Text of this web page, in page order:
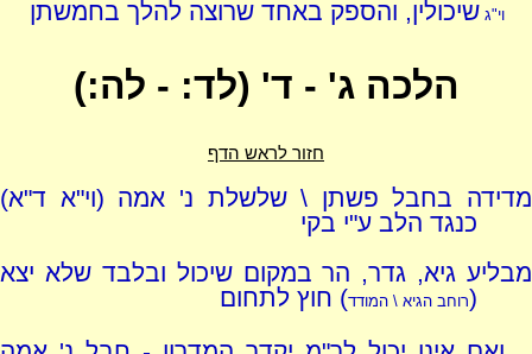
וי"גשיכולין, והספק באחד שרוצה להלך בחמשתן
הלכה ג' - ד' (לד: - לה:)
חזור לראש הדף
מדידה בחבל פשתן \ שלשלת נ' אמה (וי"א ד"א)
כנגד הלב ע"י בקי
מבליע גיא, גדר, הר במקום שיכול ובלבד שלא יצא
(רוחב הגיא \ המודד) חוץ לתחום